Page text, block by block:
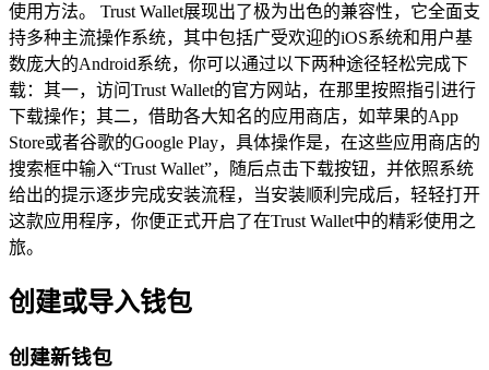
使用方法。 Trust Wallet展现出了极为出色的兼容性，它全面支
持多种主流操作系统，其中包括广受欢迎的iOS系统和用户基
数庞大的Android系统，你可以通过以下两种途径轻松完成下
载：其一，访问Trust Wallet的官方网站，在那里按照指引进行
下载操作；其二，借助各大知名的应用商店，如苹果的App
Store或者谷歌的Google Play，具体操作是，在这些应用商店的
搜索框中输入“Trust Wallet”，随后点击下载按钮，并依照系统
给出的提示逐步完成安装流程，当安装顺利完成后，轻轻打开
这款应用程序，你便正式开启了在Trust Wallet中的精彩使用之
旅。
创建或导入钱包
创建新钱包